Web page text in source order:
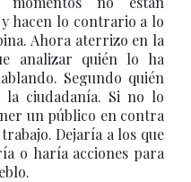
hacen lo contrario a lo
Ahora aterrizo en la
analizar quién lo ha
Segundo quién
ciudadanía. Si no lo
un público en contra
Dejaría a los que
o haría acciones para